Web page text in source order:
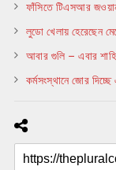
ফাঁসিতে টিএসআর
লুডো খেলায় হেরেছেন
আবার গুলি – এবার
কর্মসংস্থানে জোর দিচ্ছে